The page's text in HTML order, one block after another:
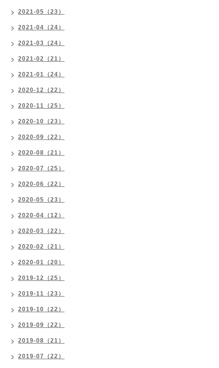
2021-05（23）
2021-04（24）
2021-03（24）
2021-02（21）
2021-01（24）
2020-12（22）
2020-11（25）
2020-10（23）
2020-09（22）
2020-08（21）
2020-07（25）
2020-06（22）
2020-05（23）
2020-04（12）
2020-03（22）
2020-02（21）
2020-01（20）
2019-12（25）
2019-11（23）
2019-10（22）
2019-09（22）
2019-08（21）
2019-07（22）